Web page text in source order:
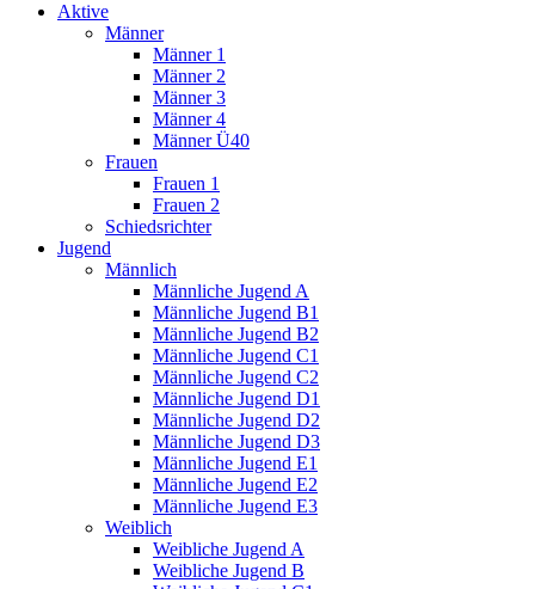
Aktive
Männer
Männer 1
Männer 2
Männer 3
Männer 4
Männer Ü40
Frauen
Frauen 1
Frauen 2
Schiedsrichter
Jugend
Männlich
Männliche Jugend A
Männliche Jugend B1
Männliche Jugend B2
Männliche Jugend C1
Männliche Jugend C2
Männliche Jugend D1
Männliche Jugend D2
Männliche Jugend D3
Männliche Jugend E1
Männliche Jugend E2
Männliche Jugend E3
Weiblich
Weibliche Jugend A
Weibliche Jugend B